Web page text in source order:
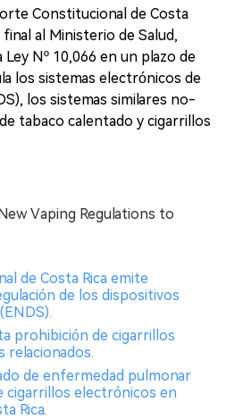
Constitucional de Costa
al Ministerio de Salud,
Nº 10,066 en un plazo de
los sistemas electrónicos de
los sistemas similares no-
tabaco calentado y cigarrillos
Vaping Regulations to
de Costa Rica emite
de los dispositivos
prohibición de cigarrillos
de enfermedad pulmonar
cigarrillos electrónicos en
Rica.